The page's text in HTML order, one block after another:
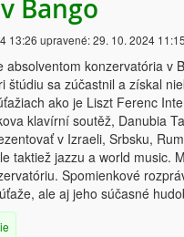
Bango
13:26 upravené:29. 10. 2024 11:15
absolventom konzervatória v
štúdiu sa zúčastnil a získal
ako je Liszt Ferenc
klavírní soutěž, Danubia
v Izraeli, Srbsku,
taktiež jazzu a world music.
Spomienkové
ale aj jeho súčasné